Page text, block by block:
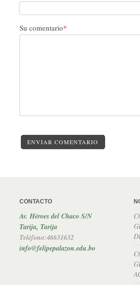
Su comentario*
ENVIAR COMENTARIO
CONTACTO
Av. Héroes del Chaco S/N
Tarija, Tarija
Teléfono:46631632
info@felipepalazon.edu.bo